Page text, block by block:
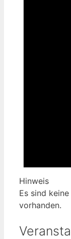
Hinweis
Es sind
vorhanden.